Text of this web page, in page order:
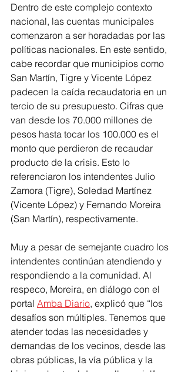
Dentro de este complejo contexto
nacional, las cuentas municipales
comenzaron a ser horadadas por las
políticas nacionales. En este sentido,
cabe recordar que municipios como
San Martín, Tigre y Vicente López
padecen la caída recaudatoria en un
tercio de su presupuesto. Cifras que
van desde los 70.000 millones de
pesos hasta tocar los 100.000 es el
monto que perdieron de recaudar
producto de la crisis. Esto lo
referenciaron los intendentes Julio
Zamora (Tigre), Soledad Martínez
(Vicente López) y Fernando Moreira
(San Martín), respectivamente.
Muy a pesar de semejante cuadro los
intendentes continúan atendiendo y
respondiendo a la comunidad. Al
respeco, Moreira, en diálogo con el
portal Amba Diario, explicó que “los
desafíos son múltiples. Tenemos que
atender todas las necesidades y
demandas de los vecinos, desde las
obras públicas, la vía pública y la